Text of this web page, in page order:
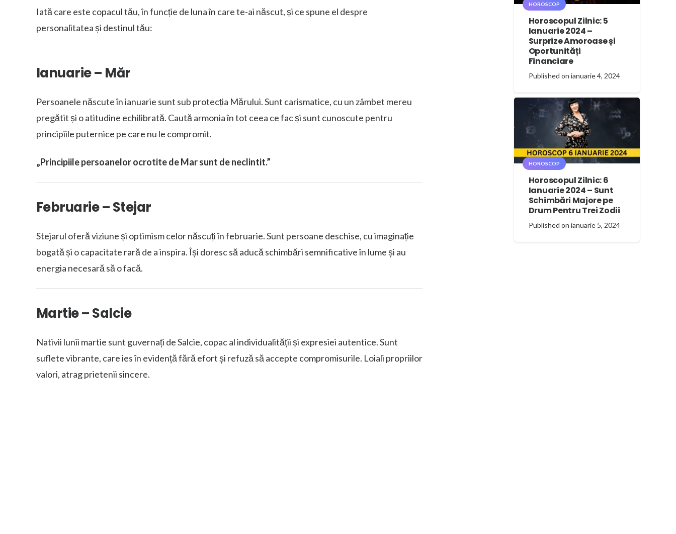
Iată care este copacul tău, în funcție de luna în care te-ai născut, și ce spune el despre
personalitatea și destinul tău:
Ianuarie – Măr
Persoanele născute în ianuarie sunt sub protecția Mărului. Sunt carismatice, cu un zâmbet mereu
pregătit și o atitudine echilibrată. Caută armonia în tot ceea ce fac și sunt cunoscute pentru
principiile puternice pe care nu le compromit.
„Principiile persoanelor ocrotite de Mar sunt de neclintit.”
Februarie – Stejar
Stejarul oferă viziune și optimism celor născuți în februarie. Sunt persoane deschise, cu imaginație
bogată și o capacitate rară de a inspira. Își doresc să aducă schimbări semnificative în lume și au
energia necesară să o facă.
Martie – Salcie
Nativii lunii martie sunt guvernați de Salcie, copac al individualității și expresiei autentice. Sunt
suflete vibrante, care ies în evidență fără efort și refuză să accepte compromisurile. Loiali propriilor
valori, atrag prietenii sincere.
HOROSCOP
Horoscopul Zilnic: 5
Ianuarie 2024 –
Surprize Amoroase și
Oportunități
Financiare
Published on ianuarie 4, 2024
HOROSCOP
Horoscopul Zilnic: 6
Ianuarie 2024 – Sunt
Schimbări Majore pe
Drum Pentru Trei Zodii
Published on ianuarie 5, 2024